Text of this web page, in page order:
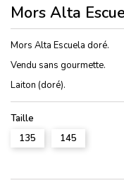
Mors Alta
Mors Alta Escuela doré.
Vendu sans gourmette.
Laiton (doré).
Taille
135
145